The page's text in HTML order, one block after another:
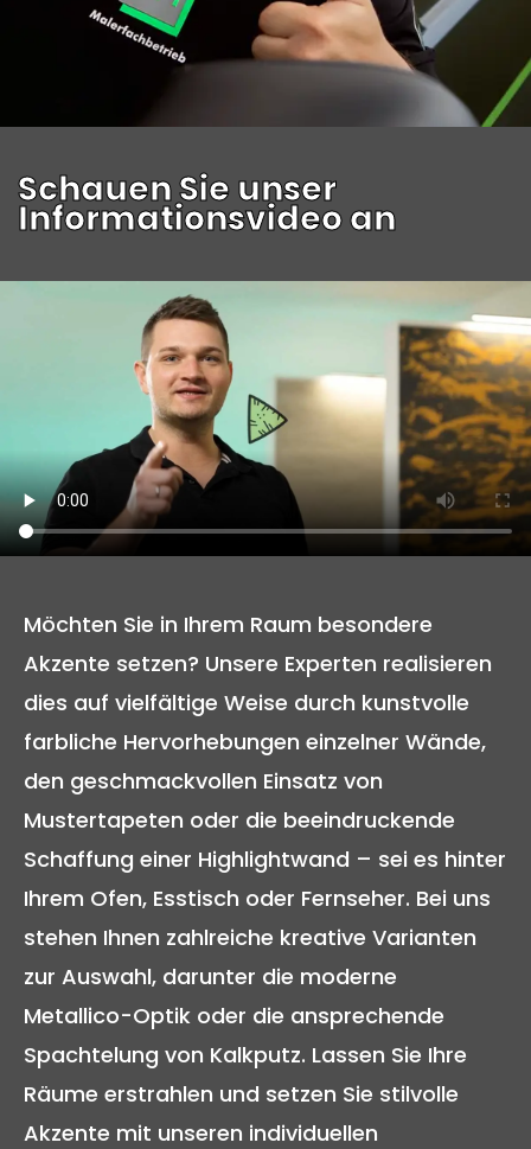
Schauen Sie unser
Informationsvideo an
Möchten Sie in Ihrem Raum besondere
Akzente setzen? Unsere Experten realisieren
dies auf vielfältige Weise durch kunstvolle
farbliche Hervorhebungen einzelner Wände,
den geschmackvollen Einsatz von
Mustertapeten oder die beeindruckende
Schaffung einer Highlightwand – sei es hinter
Ihrem Ofen, Esstisch oder Fernseher. Bei uns
stehen Ihnen zahlreiche kreative Varianten
zur Auswahl, darunter die moderne
Metallico-Optik oder die ansprechende
Spachtelung von Kalkputz. Lassen Sie Ihre
Räume erstrahlen und setzen Sie stilvolle
Akzente mit unseren individuellen